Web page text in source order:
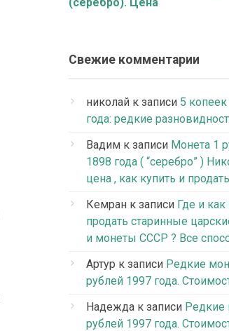
Свежие комментарии
николай к записи 5
года: редкие
Вадим к записи Монета 1
1898 года ( “серебро” )
цена , как купить и продать
Кемран к записи Где и
продать старинные
и монеты СССР ? Все
Артур к записи Редкие
рублей 1997 года.
Надежда к записи Редкие
рублей 1997 года.